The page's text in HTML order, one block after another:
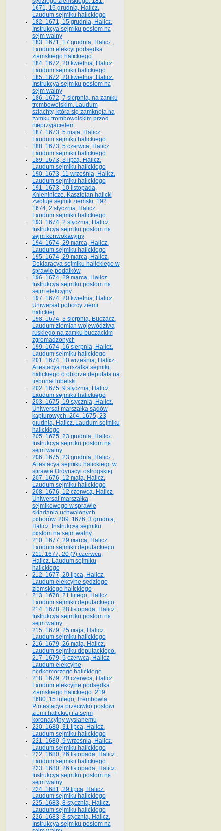
1671, 15 grudnia, Halicz.
Laudum sejmiku halickiego
182. 1671, 15 grudnia, Halicz.
Instrukcya sejmiku posłom na
sejm walny
183. 1671, 17 grudnia, Halicz.
Laudum elekcyi podsędka
ziemskiego halickiego
184. 1672, 20 kwietnia, Halicz.
Laudum sejmiku halickiego
185. 1672, 20 kwietnia, Halicz.
Instrukcya sejmiku posłom na
sejm walny
186. 1672, 7 sierpnia, na zamku
trembowelskim. Laudum
szlachty, która się zamknęła na
zamku trembowelskim przed
nieprzyjacielem
187. 1673, 5 maja, Halicz.
Laudum sejmiku halickiego
188. 1673, 5 czerwca, Halicz.
Laudum sejmiku halickiego
189. 1673, 3 lipca, Halicz.
Laudum sejmiku halickiego
190. 1673, 11 września, Halicz.
Laudum sejmiku halickiego
191. 1673, 10 listopada,
Kniehinicze. Kasztelan halicki
zwołuje sejmik ziemski. 192.
1674, 2 stycznia, Halicz.
Laudum sejmiku halickiego
193. 1674, 2 stycznia, Halicz.
Instrukcya sejmiku posłom na
sejm konwokacyjny
194. 1674, 29 marca, Halicz.
Laudum sejmiku halickiego
195. 1674, 29 marca, Halicz.
Deklaracya sejmiku halickiego w
sprawie podatków
196. 1674, 29 marca, Halicz.
Instrukcya sejmiku posłom na
sejm elekcyjny
197. 1674, 20 kwietnia, Halicz.
Uniwersał poborcy ziemi
halickiej
198. 1674, 3 sierpnia, Buczacz.
Laudum ziemian województwa
ruskiego na zamku buczackim
zgromadzonych
199. 1674, 16 sierpnia, Halicz.
Laudum sejmiku halickiego
201. 1674, 10 września, Halicz.
Attestacya marszałka sejmiku
halickiego o obiorze deputata na
trybunał lubelski
202. 1675, 9 stycznia, Halicz.
Laudum sejmiku halickiego
203. 1675, 19 stycznia, Halicz.
Uniwersał marszałka sądów
kapturowych. 204. 1675, 23
grudnia, Halicz. Laudum sejmiku
halickiego
205. 1675, 23 grudnia, Halicz.
Instrukcya sejmiku posłom na
sejm walny
206. 1675, 23 grudnia, Halicz.
Attestacya sejmiku halickiego w
sprawie Ordynacyi ostrogskiej
207. 1676, 12 maja, Halicz.
Laudum sejmiku halickiego
208. 1676, 12 czerwca, Halicz.
Uniwersał marszałka
sejmikowego w sprawie
składania uchwalonych
poborów. 209. 1676, 3 grudnia,
Halicz. Instrukcya sejmiku
posłom na sejm walny
210. 1677, 29 marca, Halicz.
Laudum sejmiku deputackiego
211. 1677, 20 (?) czerwca,
Halicz. Laudum sejmiku
halickiego
212. 1677, 20 lipca, Halicz.
Laudum elekcyjne sędziego
ziemskiego halickiego
213. 1678, 21 lutego, Halicz.
Laudum sejmiku deputackiego.
214. 1678, 28 listopada, Halicz.
Instrukcya sejmiku posłom na
sejm walny
215. 1679, 25 maja, Halicz.
Laudum sejmiku halickiego
216. 1679, 26 maja, Halicz.
Laudum sejmiku deputackiego.
217. 1679, 5 czerwca, Halicz.
Laudum elekcyjne
podkomorzego halickiego
218. 1679, 20 czerwca, Halicz.
Laudum elekcyjne podsędka
ziemskiego halickiego. 219.
1680, 15 lutego, Trembowla.
Protestacya przeciwko posłowi
ziemi halickiej na sejm
koronacyjny wysłanemu
220. 1680, 31 lipca, Halicz.
Laudum sejmiku halickiego
221. 1680, 9 września, Halicz.
Laudum sejmiku halickiego
222. 1680, 26 listopada, Halicz.
Laudum sejmiku halickiego.
223. 1680, 26 listopada, Halicz.
Instrukcya sejmiku posłom na
sejm walny
224. 1681, 29 lipca, Halicz.
Laudum sejmiku halickiego
225. 1683, 8 stycznia, Halicz.
Laudum sejmiku halickiego
226. 1683, 8 stycznia, Halicz.
Instrukcya sejmiku posłom na